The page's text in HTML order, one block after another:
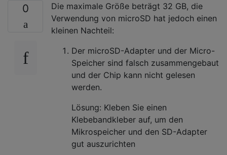
0
Die maximale Größe beträgt 32 GB, die
Verwendung von microSD hat jedoch einen
kleinen Nachteil:
Der microSD-Adapter und der Micro-
Speicher sind falsch zusammengebaut
und der Chip kann nicht gelesen
werden.
Lösung: Kleben Sie einen
Klebebandkleber auf, um den
Mikrospeicher und den SD-Adapter
gut auszurichten